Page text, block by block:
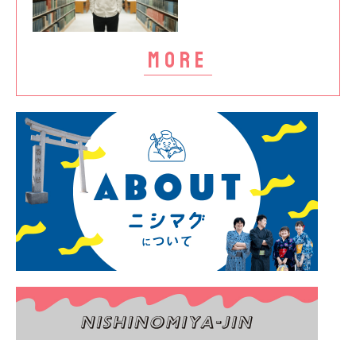
more